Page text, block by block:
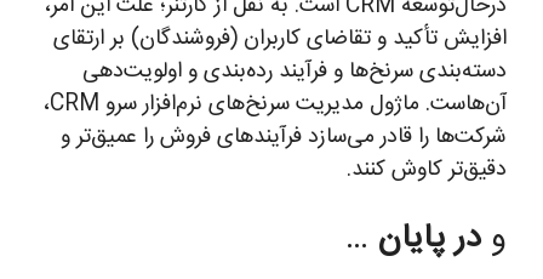
افزایش تأکید و تقاضای کاربران (فروشندگان) بر ارتقای
دسته‌بندی سرنخ‌ها و فرآیند رده‌بندی و اولویت‌دهی
آن‌هاست. ماژول مدیریت سرنخ‌های نرم‌افزار سرو CRM،
شرکت‌ها را قادر می‌سازد فرآیندهای فروش را عمیق‌تر و
دقیق‌تر کاوش کنند.
و در پایان …